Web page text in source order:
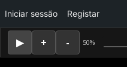
50%
Iniciar sessão Registar